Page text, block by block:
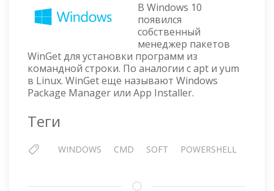
В Windows 10
появился
собственный
менеджер пакетов
WinGet для установки программ из
командной строки. По аналогии с apt и yum
в Linux. WinGet еще называют Windows
Package Manager или App Installer.
Теги
WINDOWS CMD SOFT POWERSHELL